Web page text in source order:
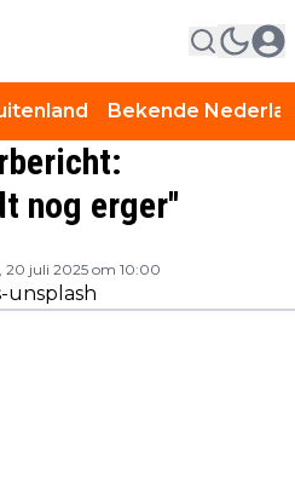
Bekende
nog erger''
20 juli 2025 om 10:00